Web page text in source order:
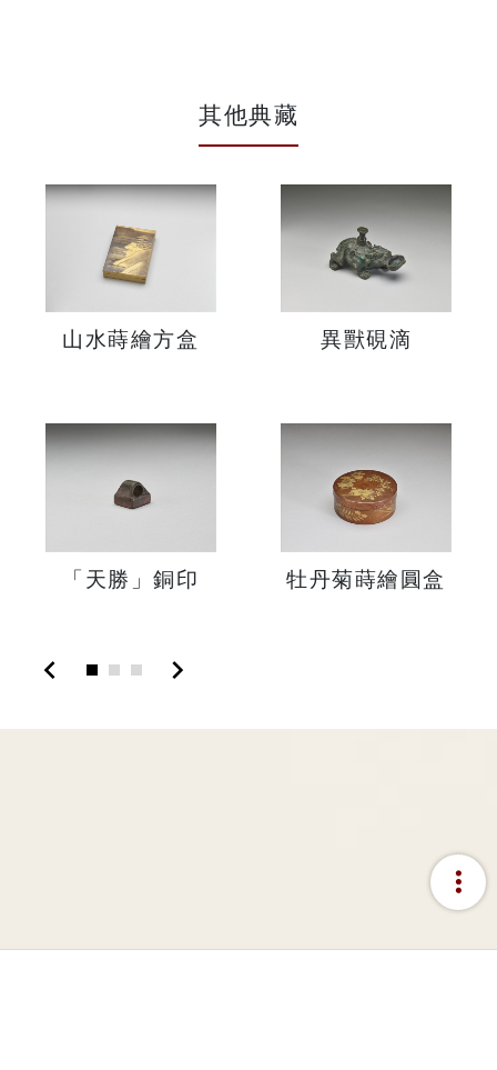
其他典藏
山水蒔繪方盒 異獸硯滴
「天勝」銅印 牡丹菊蒔繪圓盒
chevron_left chevron_right
more_vert